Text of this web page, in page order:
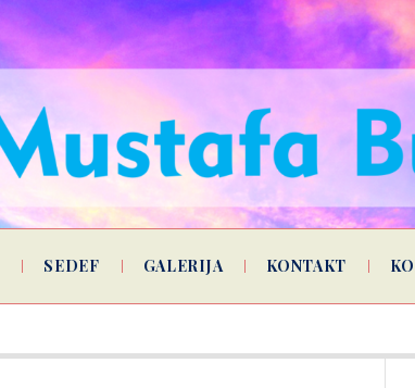
SEDEF GALERIJA KONTAKT